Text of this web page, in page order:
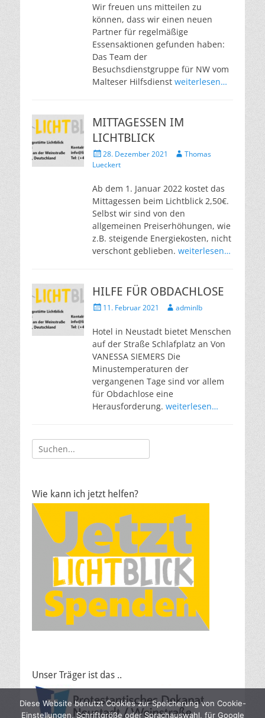
Wir freuen uns mitteilen zu
können, dass wir einen neuen
Partner für regelmäßige
Essensaktionen gefunden haben:
Das Team der
Besuchsdienstgruppe für NW vom
Malteser Hilfsdienst weiterlesen…
MITTAGESSEN IM
LICHTBLICK
Veröffentlicht
am
28. Dezember 2021 AutorThomas
Lueckert
Ab dem 1. Januar 2022 kostet das
Mittagessen beim Lichtblick 2,50€.
Selbst wir sind von den
allgemeinen Preiserhöhungen, wie
z.B. steigende Energiekosten, nicht
verschont geblieben. weiterlesen…
HILFE FÜR OBDACHLOSE
Veröffentlicht
11. Februar 2021 Autoradminlb
Hotel in Neustadt bietet Menschen
auf der Straße Schlafplatz an Von
VANESSA SIEMERS Die
Minustemperaturen der
vergangenen Tage sind vor allem
für Obdachlose eine
Herausforderung. weiterlesen…
Suche
nach:
Wie kann ich jetzt helfen?
Unser Träger ist das ..
Diese Website benutzt Cookies zur Speicherung von Cookie-
Einstellungen, Schriftgröße oder Sprachauswahl, für Google